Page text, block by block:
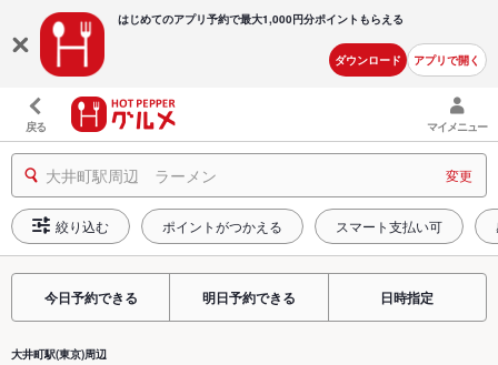
はじめてのアプリ予約で最大1,000円分ポイントもらえる
ダウンロード アプリで開く
戻る マイメニュー
大井町駅周辺 ラーメン 変更
絞り込む ポイントがつかえる スマート支払い可
今日予約できる 明日予約できる 日時指定
大井町駅(東京)周辺